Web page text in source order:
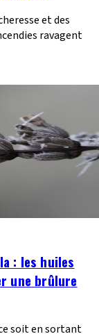
et des
ravagent
: les huiles
une brûlure
soit en sortant